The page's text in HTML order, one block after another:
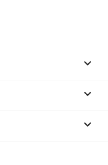


